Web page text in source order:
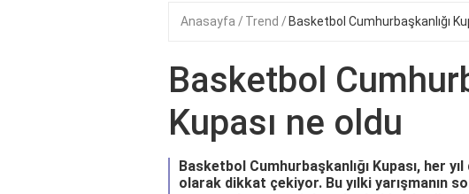
Anasayfa Trend Basketbol Cumhurbaşkanlığı
Basketbol
Kupası ne oldu
Basketbol Cumhurbaşkanlığı Kupası, her
olarak dikkat çekiyor. Bu yılki yarışmanın